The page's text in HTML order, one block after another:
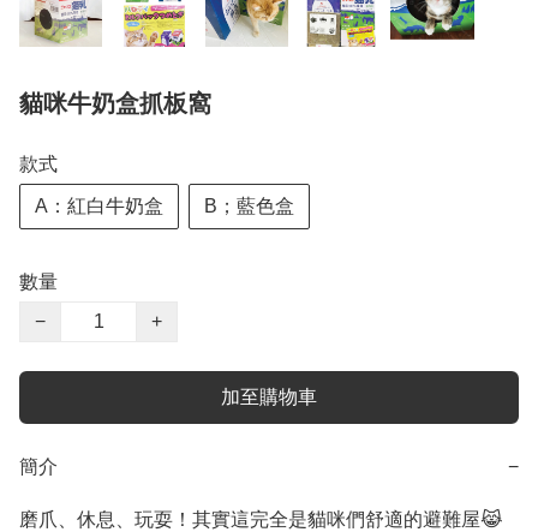
貓咪牛奶盒抓板窩
款式
A：紅白牛奶盒 B；藍色盒
數量
−
+
加至購物車
簡介 −
磨爪、休息、玩耍！其實這完全是貓咪們舒適的避難屋😹